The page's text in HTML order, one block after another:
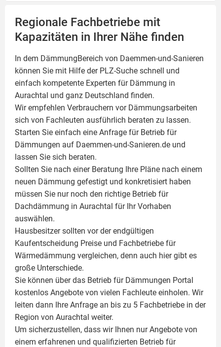
Regionale Fachbetriebe mit
Kapazitäten in Ihrer Nähe finden
In dem DämmungBereich von Daemmen-und-Sanieren
können Sie mit Hilfe der PLZ-Suche schnell und
einfach kompetente Experten für Dämmung in
Aurachtal und ganz Deutschland finden.
Wir empfehlen Verbrauchern vor Dämmungsarbeiten
sich von Fachleuten ausführlich beraten zu lassen.
Starten Sie einfach eine Anfrage für Betrieb für
Dämmungen auf Daemmen-und-Sanieren.de und
lassen Sie sich beraten.
Sollten Sie nach einer Beratung Ihre Pläne nach einem
neuen Dämmung gefestigt und konkretisiert haben
müssen Sie nur noch den richtige Betrieb für
Dachdämmung in Aurachtal für Ihr Vorhaben
auswählen.
Hausbesitzer sollten vor der endgültigen
Kaufentscheidung Preise und Fachbetriebe für
Wärmedämmung vergleichen, denn auch hier gibt es
große Unterschiede.
Sie können über das Betrieb für Dämmungen Portal
kostenlos Angebote von vielen Fachleute einholen. Wir
leiten dann Ihre Anfrage an bis zu 5 Fachbetriebe in der
Region von Aurachtal weiter.
Um sicherzustellen, dass wir Ihnen nur Angebote von
einem erfahrenen und qualifizierten Betrieb für